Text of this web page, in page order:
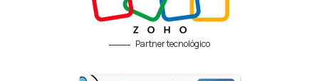
Partner tecnológico